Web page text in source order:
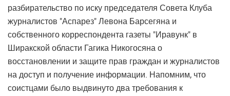
разбирательство по иску председателя Совета Клуба
журналистов "Аспарез" Левона Барсегяна и
собственного корреспондента газеты "Иравунк" в
Ширакской области Гагика Никогосяна о
восстановлении и защите прав граждан и журналистов
на доступ и получение информации. Напомним, что
соистцами было выдвинуто два требования к